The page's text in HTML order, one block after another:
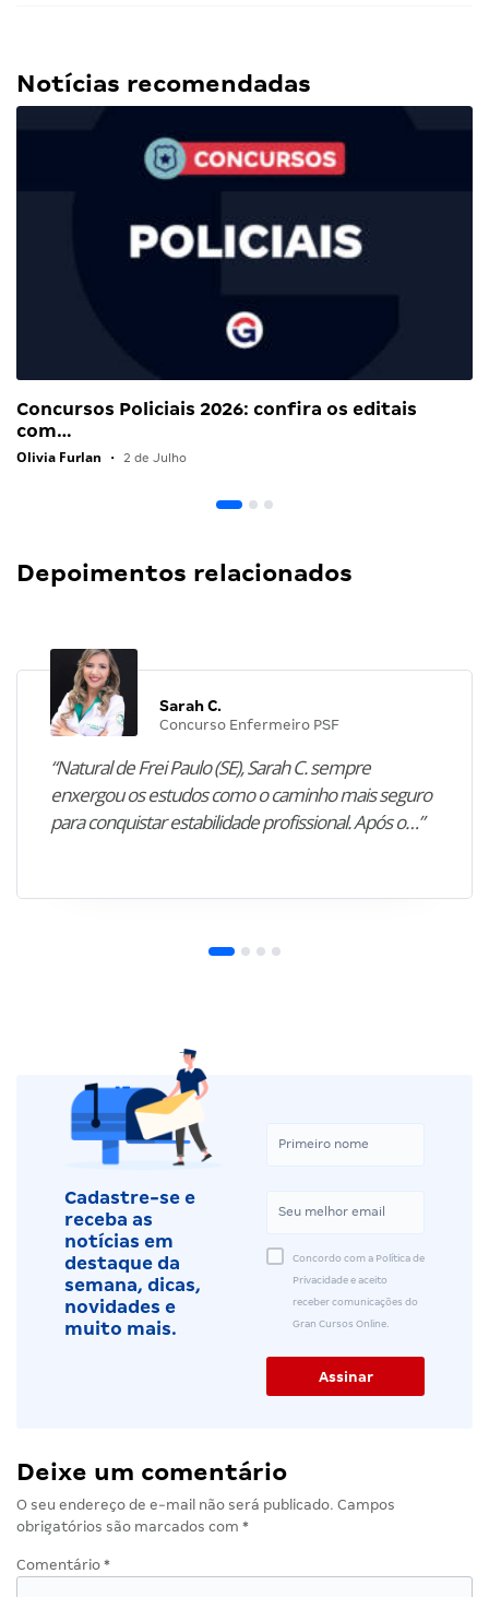
Notícias recomendadas
Concursos Policiais 2026: confira os editais
com…
Olivia Furlan • 2 de Julho
Depoimentos relacionados
Sarah C.
Concurso Enfermeiro PSF
“Natural de Frei Paulo (SE), Sarah C. sempre
enxergou os estudos como o caminho mais seguro
para conquistar estabilidade profissional. Após o…”
Cadastre-se e
receba as
notícias em
destaque da
semana, dicas,
novidades e
muito mais.
Concordo com a Política de
Privacidade e aceito
receber comunicações do
Gran Cursos Online.
Deixe um comentário
O seu endereço de e-mail não será publicado. Campos
obrigatórios são marcados com *
Comentário *